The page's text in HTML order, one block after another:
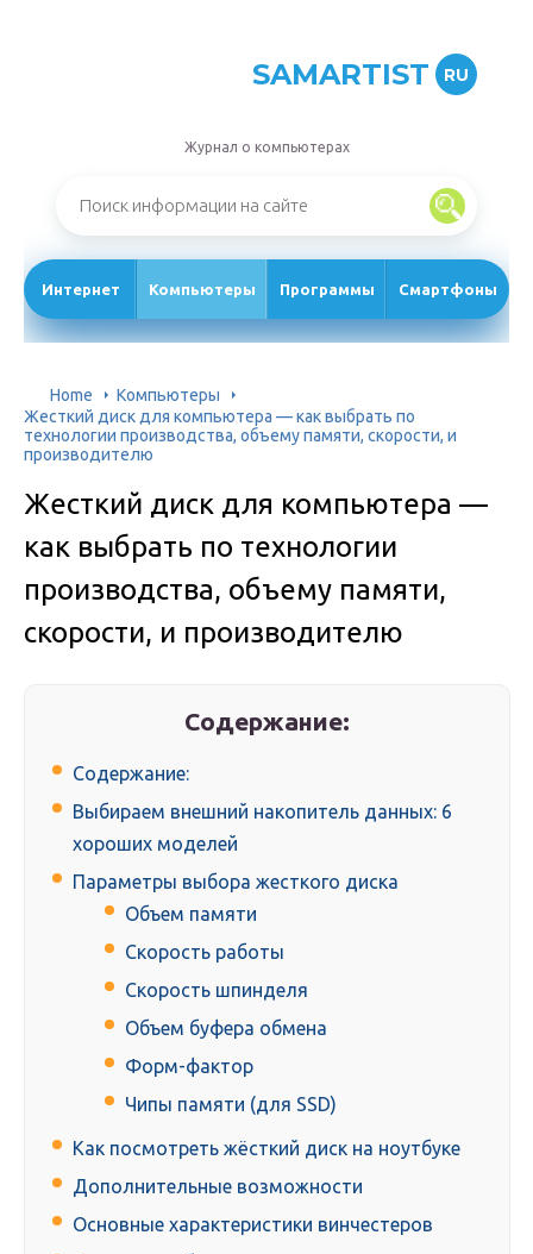
SAMARTIST RU
Журнал о компьютерах
Интернет Компьютеры Программы Смартфоны
Home
Компьютеры
Жесткий диск для компьютера — как выбрать по
технологии производства, объему памяти, скорости, и
производителю
Жесткий диск для компьютера —
как выбрать по технологии
производства, объему памяти,
скорости, и производителю
Содержание:
Содержание:
Выбираем внешний накопитель данных: 6
хороших моделей
Параметры выбора жесткого диска
Объем памяти
Скорость работы
Скорость шпинделя
Объем буфера обмена
Форм-фактор
Чипы памяти (для SSD)
Как посмотреть жёсткий диск на ноутбуке
Дополнительные возможности
Основные характеристики винчестеров